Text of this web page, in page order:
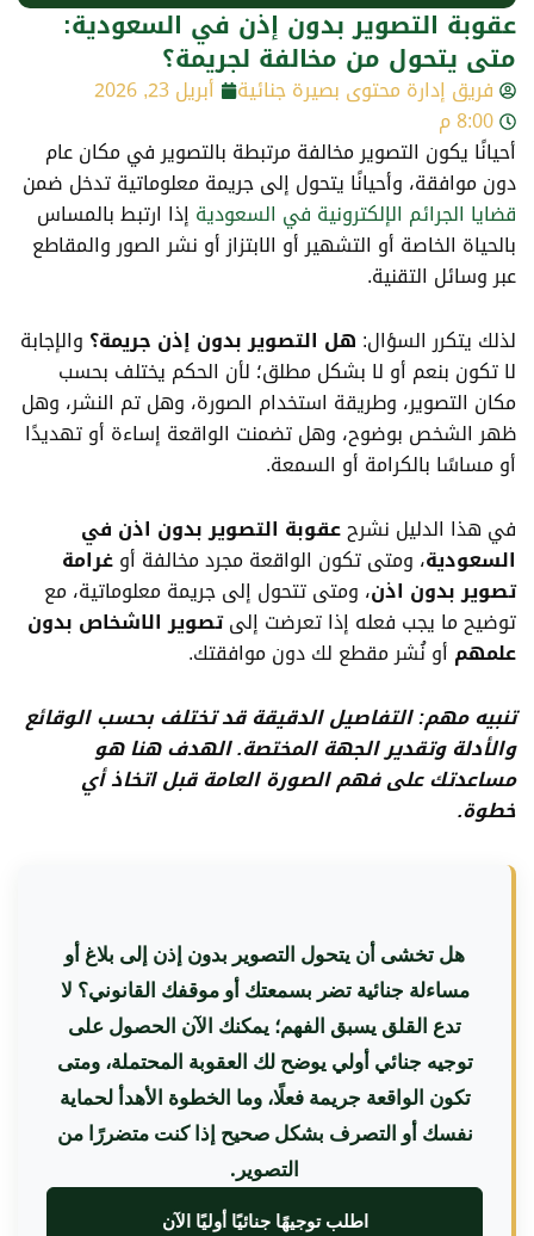
عقوبة التصوير بدون إذن في السعودية:
متى يتحول من مخالفة لجريمة؟
فريق إدارة محتوى بصيرة جنائية
أبريل 23, 2026
8:00 م
أحيانًا يكون التصوير مخالفة مرتبطة بالتصوير في مكان عام
دون موافقة، وأحيانًا يتحول إلى جريمة معلوماتية تدخل ضمن
قضايا الجرائم الإلكترونية في السعودية إذا ارتبط بالمساس
بالحياة الخاصة أو التشهير أو الابتزاز أو نشر الصور والمقاطع
عبر وسائل التقنية.
لذلك يتكرر السؤال: هل التصوير بدون إذن جريمة؟ والإجابة
لا تكون بنعم أو لا بشكل مطلق؛ لأن الحكم يختلف بحسب
مكان التصوير، وطريقة استخدام الصورة، وهل تم النشر، وهل
ظهر الشخص بوضوح، وهل تضمنت الواقعة إساءة أو تهديدًا
أو مساسًا بالكرامة أو السمعة.
في هذا الدليل نشرحعقوبة التصوير بدون اذن في
السعودية، ومتى تكون الواقعة مجرد مخالفة أوغرامة
تصوير بدون اذن، ومتى تتحول إلى جريمة معلوماتية، مع
توضيح ما يجب فعله إذا تعرضت إلىتصوير الاشخاص بدون
علمهم أو نُشر مقطع لك دون موافقتك.
تنبيه مهم: التفاصيل الدقيقة قد تختلف بحسب الوقائع
والأدلة وتقدير الجهة المختصة. الهدف هنا هو
مساعدتك على فهم الصورة العامة قبل اتخاذ أي
خطوة.
هل تخشى أن يتحول التصوير بدون إذن إلى بلاغ أو
مساءلة جنائية تضر بسمعتك أو موقفك القانوني؟ لا
تدع القلق يسبق الفهم؛ يمكنك الآن الحصول على
توجيه جنائي أولي يوضح لك العقوبة المحتملة، ومتى
تكون الواقعة جريمة فعلًا، وما الخطوة الأهدأ لحماية
نفسك أو التصرف بشكل صحيح إذا كنت متضررًا من
التصوير.
اطلب توجيهًا جنائيًا أوليًا الآن